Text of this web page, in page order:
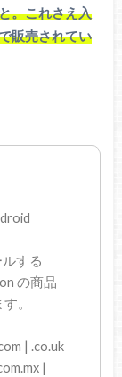
。これさえ入
販売されてい
する
の商品
。
| .co.uk
|